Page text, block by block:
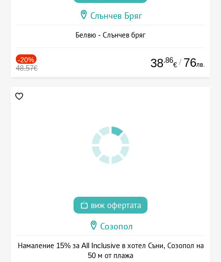
Слънчев Бряг
Белвю - Слънчев бряг
-20%
48.57€ 38.86
€ / 76лв.
виж офертата
Созопол
Намаление 15% за All Inclusive в хотел Съни, Созопол на
50 м от плажа